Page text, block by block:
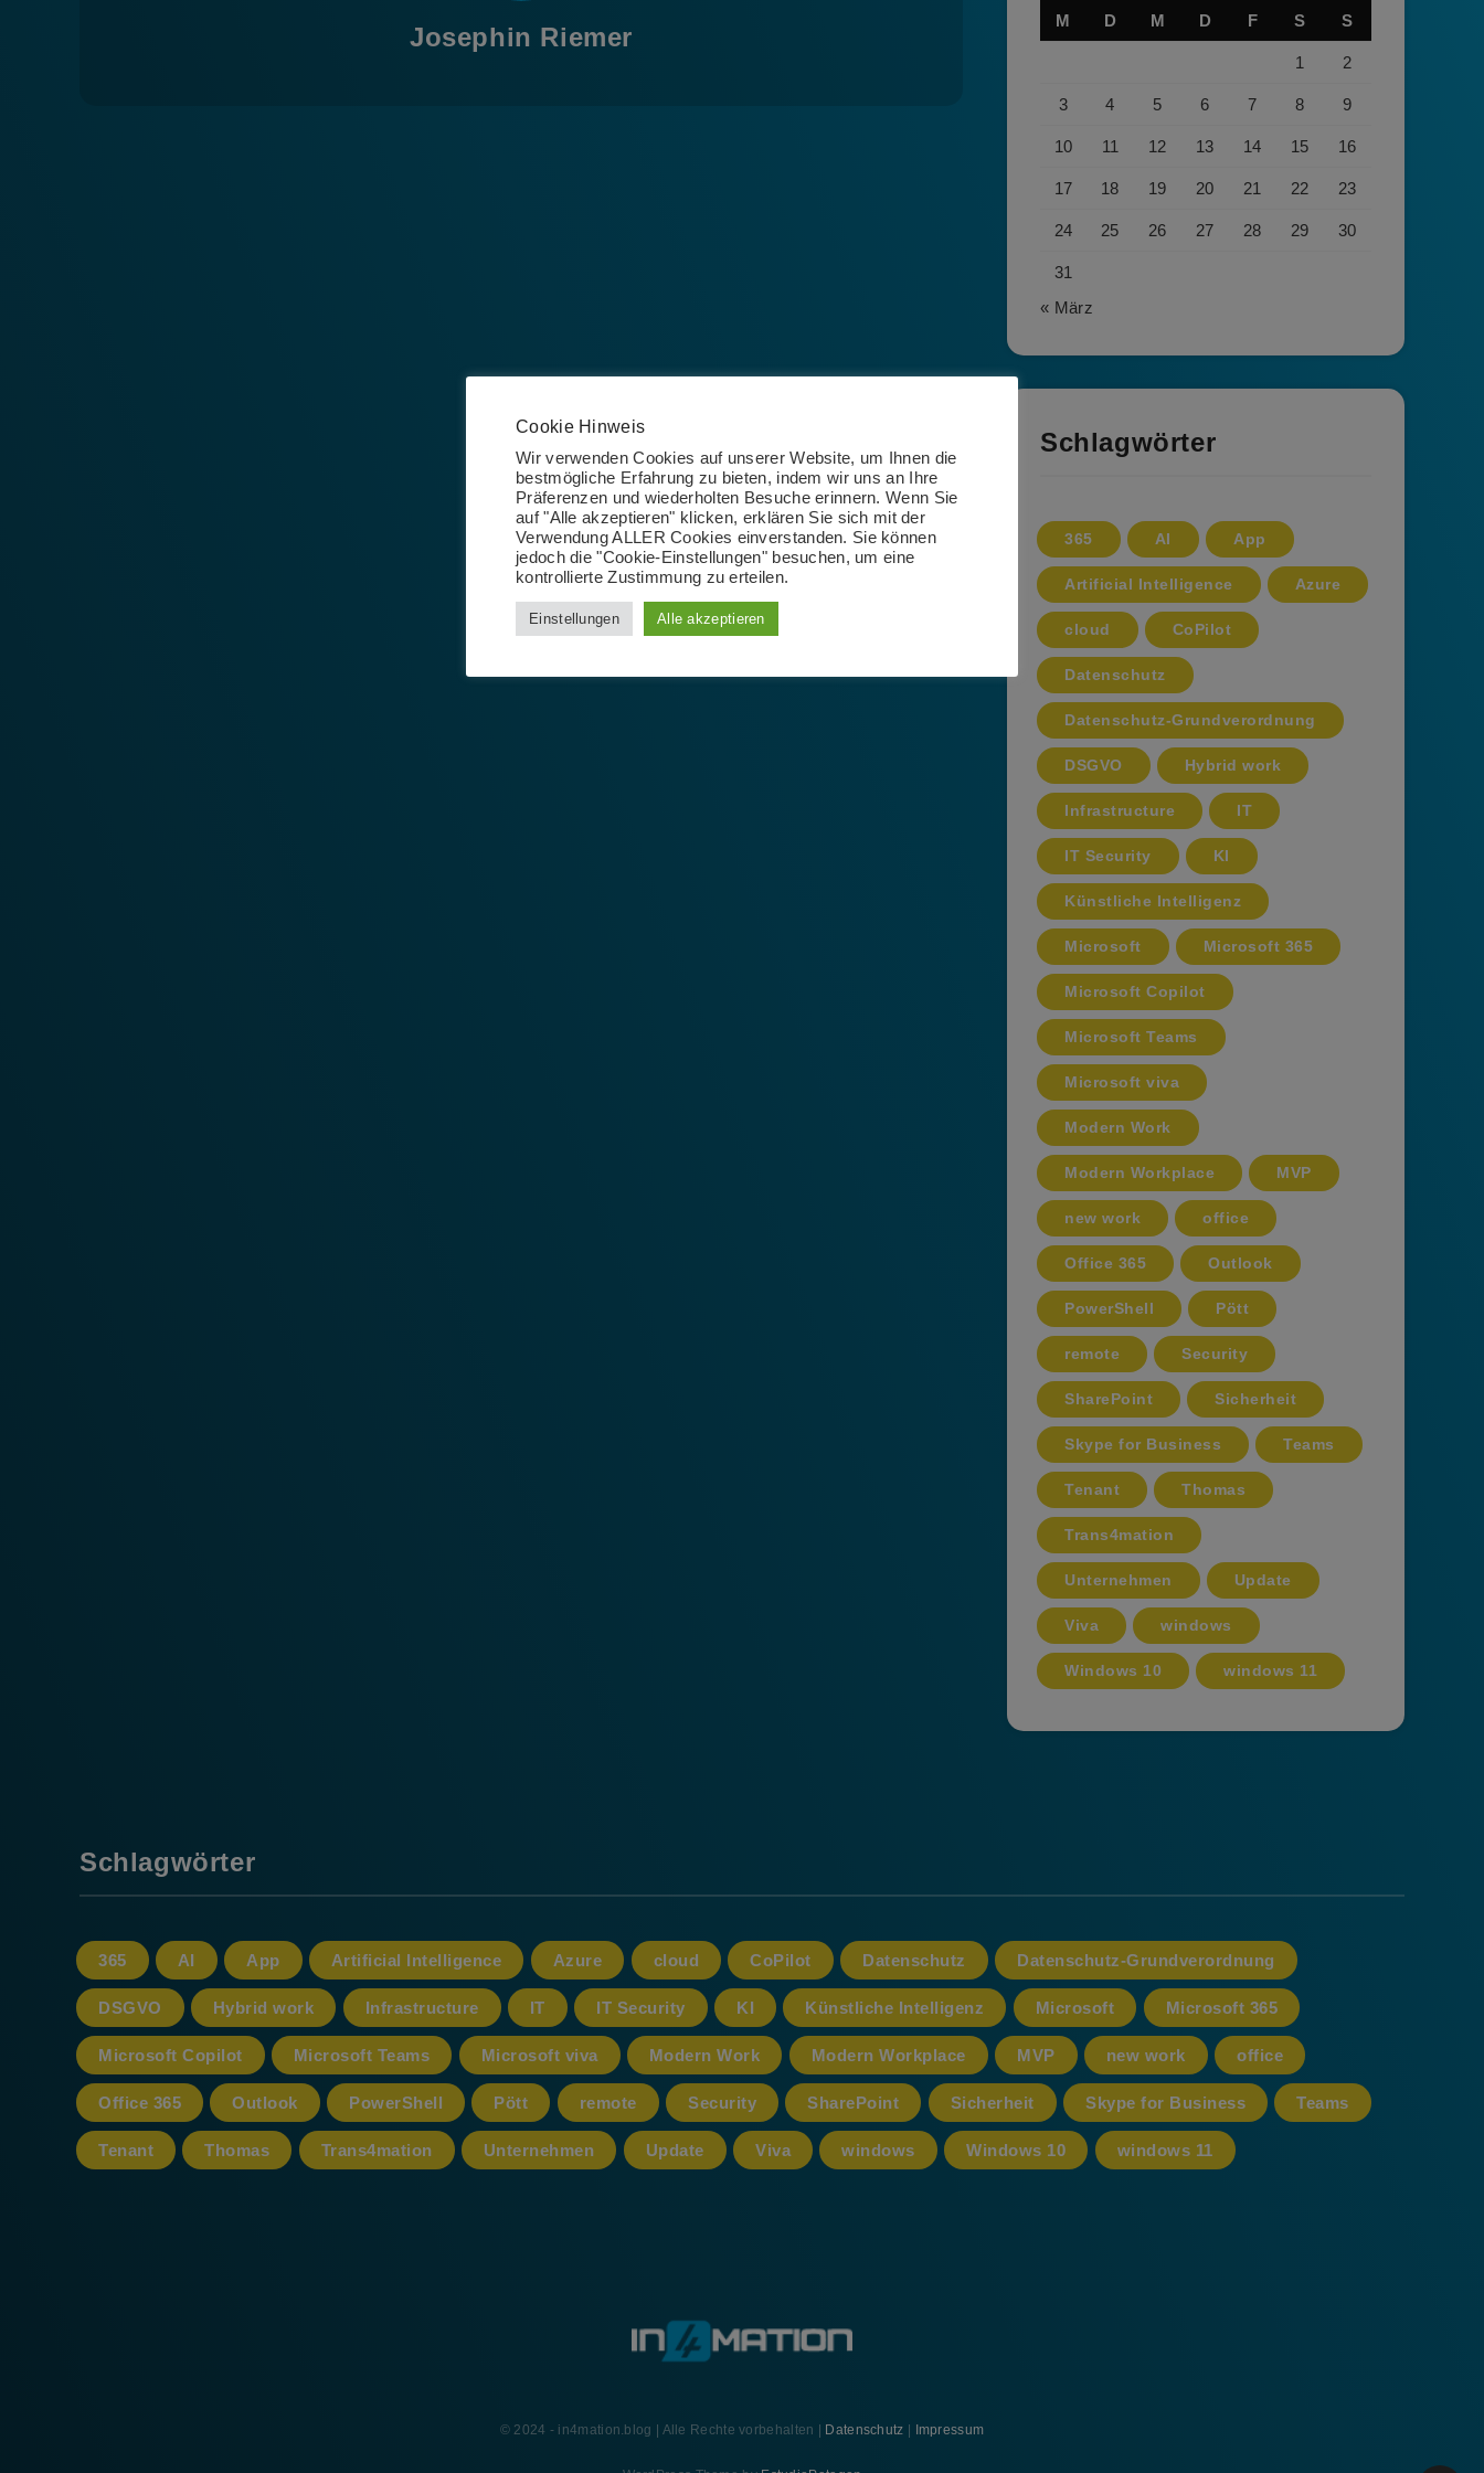
Josephin Riemer
M D M D F S S
1 2
3 4 5 6 7 8 9
10 11 12 13 14 15 16
17 18 19 20 21 22 23
24 25 26 27 28 29 30
31
« März
Schlagwörter
365 AI App
Artificial Intelligence Azure
cloud CoPilot
Datenschutz
Datenschutz-Grundverordnung
DSGVO Hybrid work
Infrastructure IT
IT Security KI
Künstliche Intelligenz
Microsoft Microsoft 365
Microsoft Copilot
Microsoft Teams
Microsoft viva
Modern Work
Modern Workplace MVP
new work office
Office 365 Outlook
PowerShell Pött
remote Security
SharePoint Sicherheit
Skype for Business Teams
Tenant Thomas
Trans4mation
Unternehmen Update
Viva windows
Windows 10 windows 11
Schlagwörter
365 AI App Artificial Intelligence Azure cloud CoPilot Datenschutz Datenschutz-Grundverordnung
DSGVO Hybrid work Infrastructure IT IT Security KI Künstliche Intelligenz Microsoft Microsoft 365
Microsoft Copilot Microsoft Teams Microsoft viva Modern Work Modern Workplace MVP new work office
Office 365 Outlook PowerShell Pött remote Security SharePoint Sicherheit Skype for Business Teams
Tenant Thomas Trans4mation Unternehmen Update Viva windows Windows 10 windows 11
© 2024 - in4mation.blog | Alle Rechte vorbehalten | Datenschutz Impressum
Cookie Hinweis
Wir verwenden Cookies auf unserer Website, um Ihnen die
bestmögliche Erfahrung zu bieten, indem wir uns an Ihre
Präferenzen und wiederholten Besuche erinnern. Wenn Sie
auf "Alle akzeptieren" klicken, erklären Sie sich mit der
Verwendung ALLER Cookies einverstanden. Sie können
jedoch die "Cookie-Einstellungen" besuchen, um eine
kontrollierte Zustimmung zu erteilen.
Einstellungen Alle akzeptieren